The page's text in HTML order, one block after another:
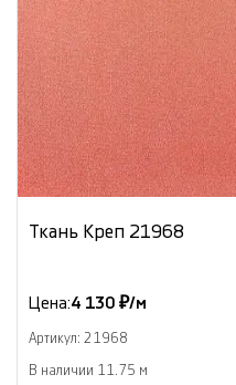
Ткань Креп 21968
Цена:4 130 ₽/м
Артикул: 21968
В наличии 11.75 м